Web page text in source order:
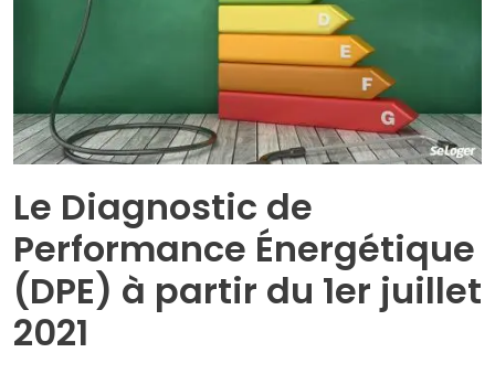
Le Diagnostic de
Performance Énergétique
(DPE) à partir du 1er juillet
2021